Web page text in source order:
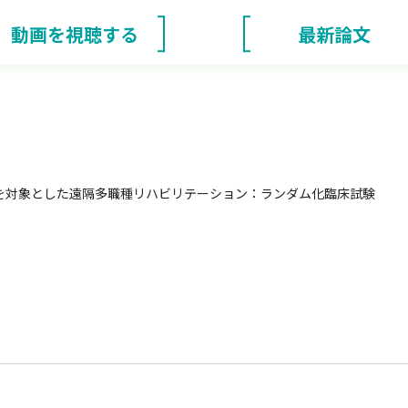
動画を視聴する 最新論文
象とした遠隔多職種リハビリテーション：ランダム化臨床試験